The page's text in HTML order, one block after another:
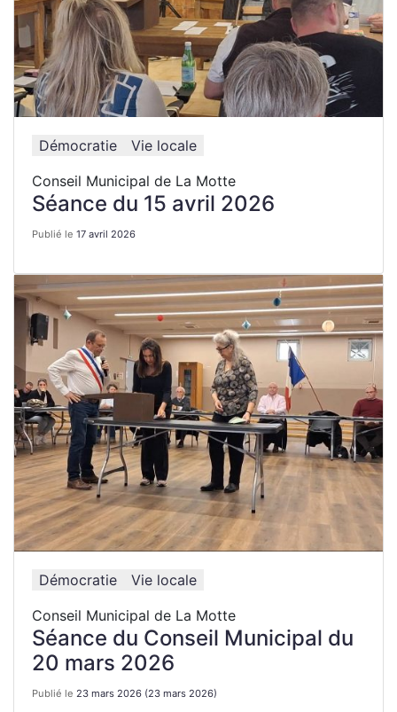
Démocratie
Vie locale
Conseil Municipal de La Motte
Séance du 15 avril 2026
Publié le 17 avril 2026
Démocratie
Vie locale
Conseil Municipal de La Motte
Séance du Conseil Municipal du
20 mars 2026
Publié le 23 mars 2026 (23 mars 2026)